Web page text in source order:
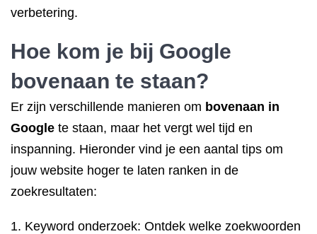
verbetering.
Hoe kom je bij Google
bovenaan te staan?
Er zijn verschillende manieren om bovenaan in
Google te staan, maar het vergt wel tijd en
inspanning. Hieronder vind je een aantal tips om
jouw website hoger te laten ranken in de
zoekresultaten:
Keyword onderzoek: Ontdek welke zoekwoorden